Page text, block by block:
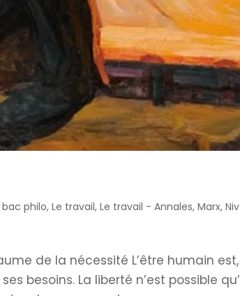
bac philo,Le travail,Le travail - Annales,Marx,
de la nécessité L’être humain est,
besoins. La liberté n’est possible